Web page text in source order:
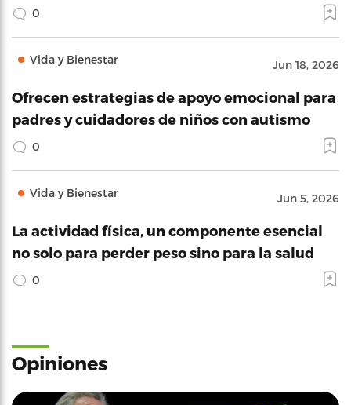
0
Vida y Bienestar Jun 18, 2026
Ofrecen estrategias de apoyo emocional para
padres y cuidadores de niños con autismo
0
Vida y Bienestar Jun 5, 2026
La actividad física, un componente esencial
no solo para perder peso sino para la salud
0
Opiniones